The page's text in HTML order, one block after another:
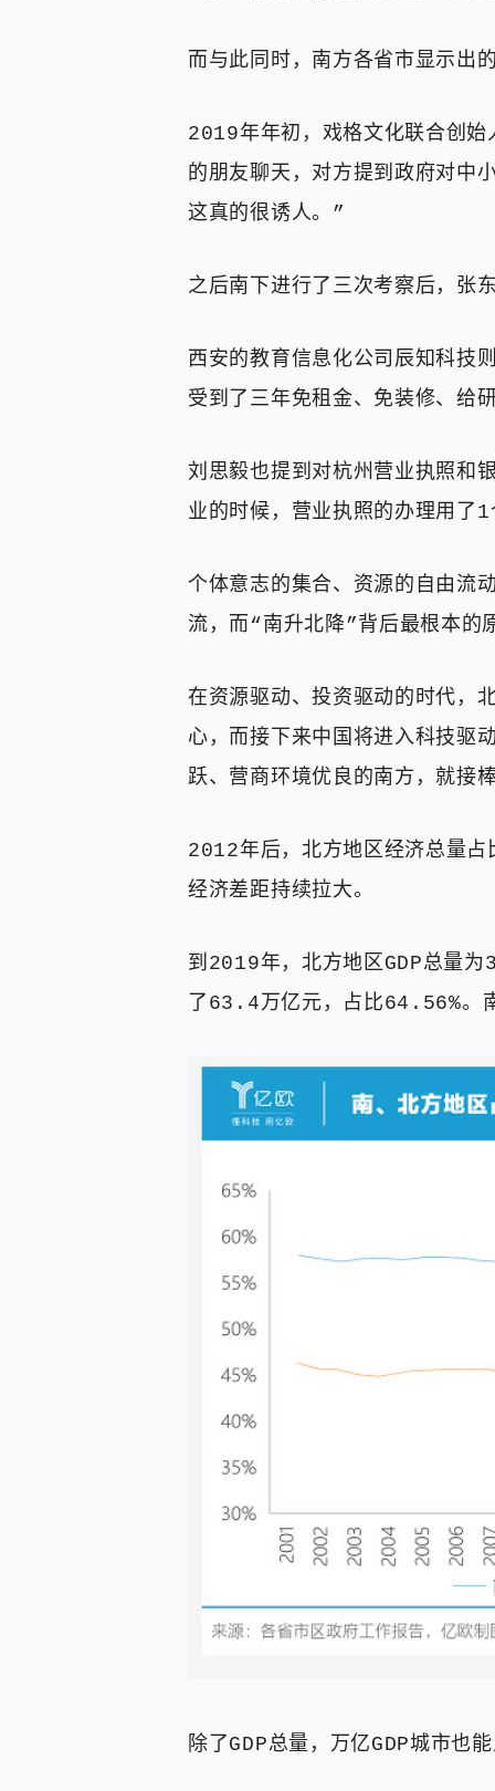
而与此同时，南方各省市显示出
2019年年初，戏格文化联合创
的朋友聊天，对方提到政府对中
这真的很诱人。”
之后南下进行了三次考察后，张
西安的教育信息化公司辰知科技
受到了三年免租金、免装修、给
刘思毅也提到对杭州营业执照和
业的时候，营业执照的办理用了
个体意志的集合、资源的自由流
流，而“南升北降”背后最根本的
在资源驱动、投资驱动的时代，
心，而接下来中国将进入科技驱
跃、营商环境优良的南方，就接
2012年后，北方地区经济总量
经济差距持续拉大。
到2019年，北方地区GDP总量
了63.4万亿元，占比64.56%。
除了GDP总量，万亿GDP城市也